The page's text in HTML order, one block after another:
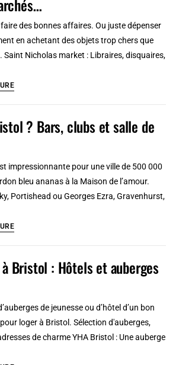
de
faire des bonnes affaires. Ou juste dépenser
en achetant des objets trop chers que
Saint Nicholas market : Libraires, disquaires,
Shopping à
Boutiques,
marchés…
? Bars, clubs et salle de
impressionnante pour une ville de 500 000
bleu ananas à la Maison de l’amour.
Portishead ou Georges Ezra, Gravenhurst,
Où
Bristol
salle
Bristol : Hôtels et auberges
de jeunesse ou d’hôtel d’un bon
loger à Bristol. Sélection d'auberges,
de charme YHA Bristol : Une auberge